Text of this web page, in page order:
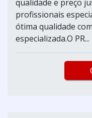
qualidade e preço
profissionais
ótima qualidade
especializada.O PR...